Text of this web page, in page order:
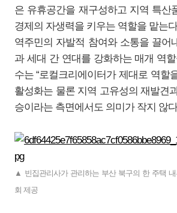
은 유휴공간을 재구성하고 지역 특산
경제의 자생력을 키우는 역할을 맡는
역주민의 자발적 참여와 소통을 끌어
과 세대 간 연대를 강화하는 매개 역
수는 “로컬크리에이터가 제대로 역할
활성화는 물론 지역 고유성의 재발견
승이라는 측면에서도 의미가 작지 않
▲ 빈집관리사가 관리하는 부산 북구의 한 주택
회 제공